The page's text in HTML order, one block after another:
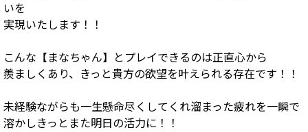
いを
実現いたします！！
こんな【まなちゃん】とプレイできるのは正直心から
羨ましくあり、きっと貴方の欲望を叶えられる存在です！！
未経験ながらも一生懸命尽くしてくれ溜まった疲れを一瞬で
溶かしきっとまた明日の活力に！！